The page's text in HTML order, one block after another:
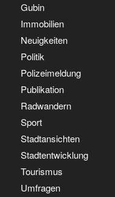
Gubin
Immobilien
Neuigkeiten
Politik
Polizeimeldung
Publikation
Radwandern
Sport
Stadtansichten
Stadtentwicklung
Tourismus
Umfragen